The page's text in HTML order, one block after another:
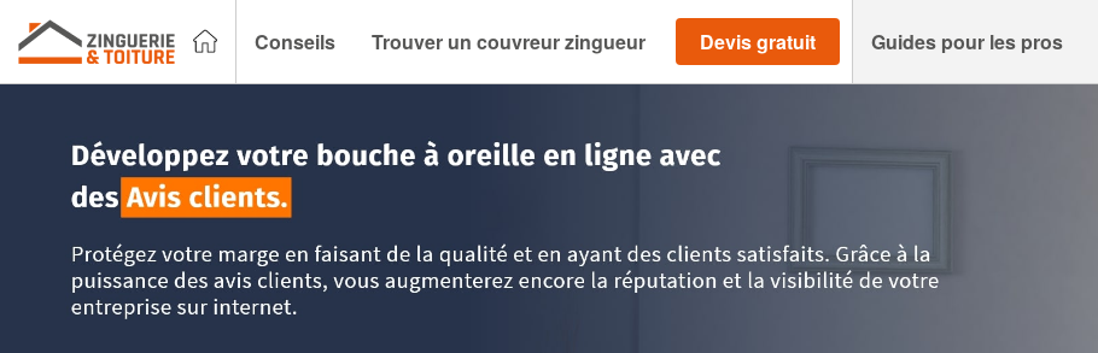
Conseils Trouver un couvreur zingueur Devis gratuit Guides pour les pros